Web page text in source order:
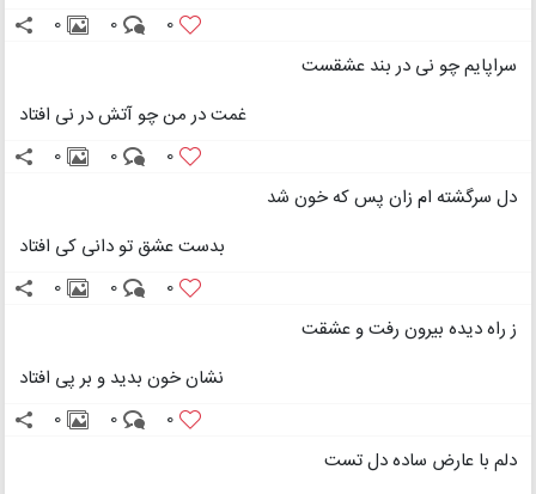
0
0
0
سراپایم چو نی در بند عشقست
غمت در من چو آتش در نی افتاد
0
0
0
دل سرگشته ام زان پس که خون شد
بدست عشق تو دانی کی افتاد
0
0
0
ز راه دیده بیرون رفت و عشقت
نشان خون بدید و بر پی افتاد
0
0
0
دلم با عارض ساده دل تست